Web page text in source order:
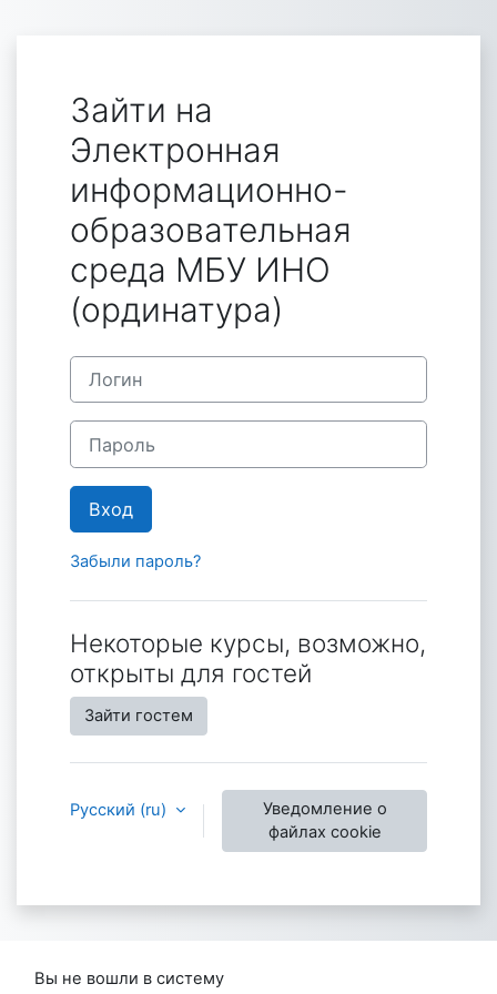
Зайти на
Электронная
информационно-
образовательная
среда МБУ ИНО
(ординатура)
Логин
Пароль
Вход
Забыли пароль?
Некоторые курсы, возможно,
открыты для гостей
Зайти гостем
Русский ‎(ru)‎
Уведомление о
файлах cookie
Вы не вошли в систему